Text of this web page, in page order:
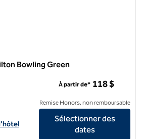
Bowling Green
Home2 Suites by Hilton Bowling Green
À partir de* 118 $
Remise Honors, non remboursable
Sélectionner des
dates